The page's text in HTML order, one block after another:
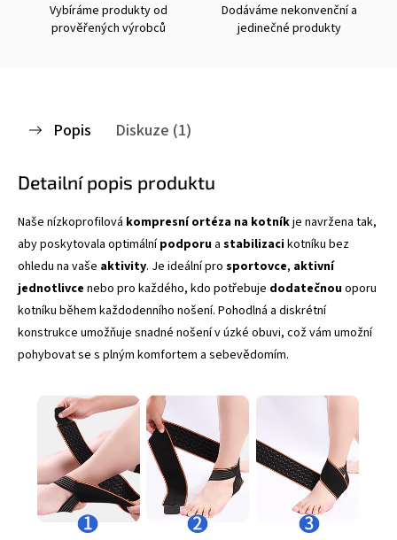
Vybíráme produkty od
prověřených výrobců
Dodáváme nekonvenční a
jedinečné produkty
Popis Diskuze (1)
Detailní popis produktu
Naše nízkoprofilová kompresní ortéza na kotníkje navržena tak,
aby poskytovala optimálnípodporu a stabilizacikotníku bez
ohledu na vaše aktivity. Je ideální pro sportovce, aktivní
jednotlivce nebo pro každého, kdo potřebuje dodatečnouoporu
kotníku během každodenního nošení. Pohodlná a diskrétní
konstrukce umožňuje snadné nošení v úzké obuvi, což vám umožní
pohybovat se s plným komfortem a sebevědomím.